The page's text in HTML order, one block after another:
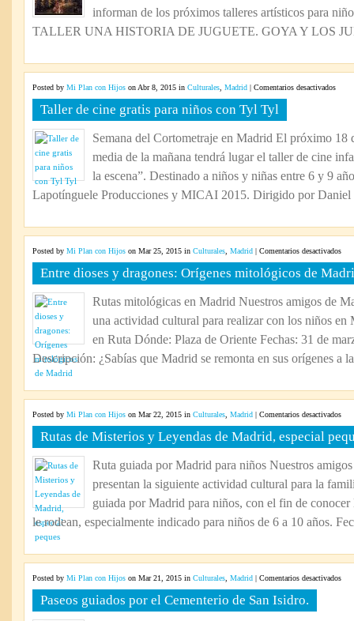
informan de los próximos talleres artísticos para
TALLER UNA HISTORIA DE JUGUETE. GOYA Y LOS
Posted by Mi Plan con Hijos on Abr 8, 2015 in Culturales Madrid | Comentarios desactivadosen
gratis
para
niños
Tyl
Taller de cine gratis para niños con Tyl Tyl
Semana del Cortometraje en Madrid El próximo 18
media de la mañana tendrá lugar el taller de cine
la escena”. Destinado a niños y niñas entre 6 y 9
Lapotínguele Producciones y MICAI 2015. Dirigido por
Posted by Mi Plan con Hijos on Mar 25, 2015 in Culturales Madrid | Comentarios desactivadosen
Entre dioses y dragones: Orígenes mitológicos de
Rutas mitológicas en Madrid Nuestros amigos de
una actividad cultural para realizar con los niños
en Ruta Dónde: Plaza de Oriente Fechas: 31 de
Descripción: ¿Sabías que Madrid se remonta en sus orígenes a
Posted by Mi Plan con Hijos on Mar 22, 2015 in Culturales Madrid | Comentarios desactivadosen
de
y
Rutas de Misterios y Leyendas de Madrid, especial
Ruta guiada por Madrid para niños Nuestros
presentan la siguiente actividad cultural para la
guiada por Madrid para niños, con el fin de
le rodean, especialmente indicado para niños de 6 a 10 años.
Posted by Mi Plan con Hijos on Mar 21, 2015 in Culturales Madrid | Comentarios desactivadosen
Paseos guiados por el Cementerio de San Isidro.